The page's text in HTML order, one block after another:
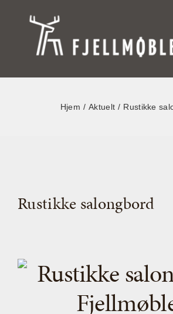
Hjem Aktuelt Rustikke
Rustikke salongbord